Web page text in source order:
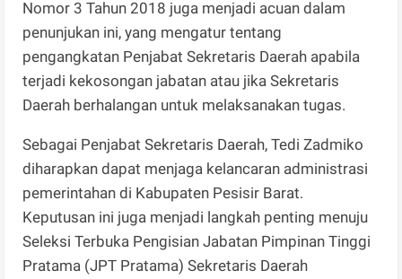
Nomor 3 Tahun 2018 juga menjadi acuan dalam
penunjukan ini, yang mengatur tentang
pengangkatan Penjabat Sekretaris Daerah apabila
terjadi kekosongan jabatan atau jika Sekretaris
Daerah berhalangan untuk melaksanakan tugas.
Sebagai Penjabat Sekretaris Daerah, Tedi Zadmiko
diharapkan dapat menjaga kelancaran administrasi
pemerintahan di Kabupaten Pesisir Barat.
Keputusan ini juga menjadi langkah penting menuju
Seleksi Terbuka Pengisian Jabatan Pimpinan Tinggi
Pratama (JPT Pratama) Sekretaris Daerah